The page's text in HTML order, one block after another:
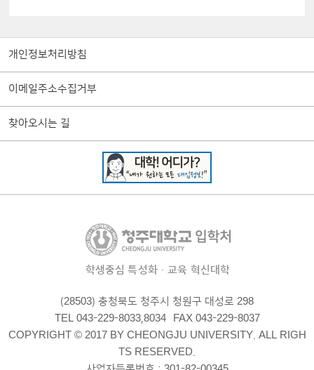
개인정보처리방침
이메일주소수집거부
찾아오시는 길
학생중심 특성화·교육 혁신대학
(28503) 충청북도 청주시 청원구 대성로 298
TEL 043-229-8033,8034
FAX 043-229-8037
COPYRIGHT © 2017 BY CHEONGJU UNIVERSITY. ALL RIGH
TS RESERVED.